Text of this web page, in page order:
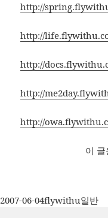
http://
http://
http://
http://
http://
이 글
작
2007-06-04글
flywithu카
일반